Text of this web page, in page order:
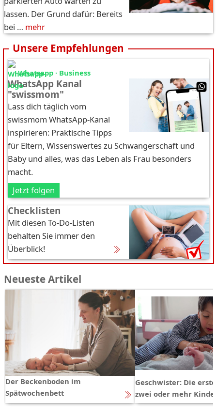
lassen. Der Grund dafür: Bereits
bei … mehr
Unsere Empfehlungen
Whatsapp · Business
WhatsApp Kanal
"swissmom"
Lass dich täglich vom
swissmom WhatsApp-Kanal
inspirieren: Praktische Tipps
für Eltern, Wissenswertes zu Schwangerschaft und
Baby und alles, was das Leben als Frau besonders
macht.
Jetzt folgen
Checklisten
Mit diesen To-Do-Listen
behalten Sie immer den
Überblick!
Neueste Artikel
Der Beckenboden im
Spätwochenbett
Geschwister: Die
zwei oder mehr